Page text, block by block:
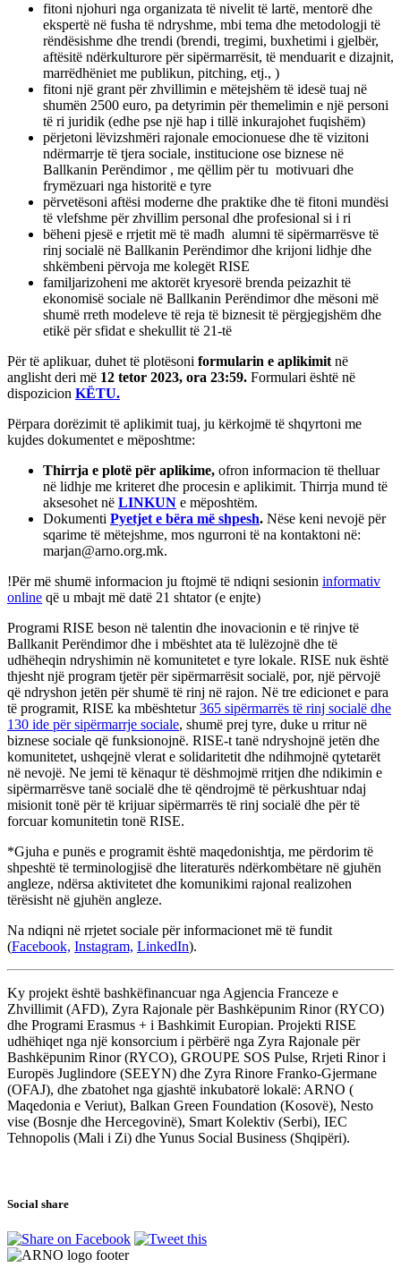
fitoni njohuri nga organizata të nivelit të lartë, mentorë dhe
ekspertë në fusha të ndryshme, mbi tema dhe metodologji të
rëndësishme dhe trendi (brendi, tregimi, buxhetimi i gjelbër,
aftësitë ndërkulturore për sipërmarrësit, të menduarit e dizajnit,
marrëdhëniet me publikun, pitching, etj., )
fitoni një grant për zhvillimin e mëtejshëm të idesë tuaj në
shumën 2500 euro, pa detyrimin për themelimin e një personi
të ri juridik (edhe pse një hap i tillë inkurajohet fuqishëm)
përjetoni lëvizshmëri rajonale emocionuese dhe të vizitoni
ndërmarrje të tjera sociale, institucione ose biznese në
Ballkanin Perëndimor , me qëllim për tu motivuari dhe
frymëzuari nga historitë e tyre
përvetësoni aftësi moderne dhe praktike dhe të fitoni mundësi
të vlefshme për zhvillim personal dhe profesional si i ri
bëheni pjesë e rrjetit më të madh alumni të sipërmarrësve të
rinj socialë në Ballkanin Perëndimor dhe krijoni lidhje dhe
shkëmbeni përvoja me kolegët RISE
familjarizoheni me aktorët kryesorë brenda peizazhit të
ekonomisë sociale në Ballkanin Perëndimor dhe mësoni më
shumë rreth modeleve të reja të biznesit të përgjegjshëm dhe
etikë për sfidat e shekullit të 21-të
Për të aplikuar, duhet të plotësoni formularin e aplikimitnë
anglisht deri më 12 tetor 2023, ora 23:59. Formulari është në
dispozicion KËTU.
Përpara dorëzimit të aplikimit tuaj, ju kërkojmë të shqyrtoni me
kujdes dokumentet e mëposhtme:
Thirrja e plotë për aplikime, ofron informacion të thelluar
në lidhje me kriteret dhe procesin e aplikimit. Thirrja mund të
aksesohet në LINKUN e mëposhtëm.
Dokumenti Pyetjet e bëra më shpesh. Nëse keni nevojë për
sqarime të mëtejshme, mos ngurroni të na kontaktoni në:
marjan@arno.org.mk.
!Për më shumë informacion ju ftojmë të ndiqni sesionin informativ
online që u mbajt më datë 21 shtator (e enjte)
Programi RISE beson në talentin dhe inovacionin e të rinjve të
Ballkanit Perëndimor dhe i mbështet ata të lulëzojnë dhe të
udhëheqin ndryshimin në komunitetet e tyre lokale. RISE nuk është
thjesht një program tjetër për sipërmarrësit socialë, por, një përvojë
që ndryshon jetën për shumë të rinj në rajon. Në tre edicionet e para
të programit, RISE ka mbështetur365 sipërmarrës të rinj socialë dhe
130 ide për sipërmarrje sociale, shumë prej tyre, duke u rritur në
biznese sociale që funksionojnë. RISE-t tanë ndryshojnë jetën dhe
komunitetet, ushqejnë vlerat e solidaritetit dhe ndihmojnë qytetarët
në nevojë. Ne jemi të kënaqur të dëshmojmë rritjen dhe ndikimin e
sipërmarrësve tanë socialë dhe të qëndrojmë të përkushtuar ndaj
misionit tonë për të krijuar sipërmarrës të rinj socialë dhe për të
forcuar komunitetin tonë RISE.
*Gjuha e punës e programit është maqedonishtja, me përdorim të
shpeshtë të terminologjisë dhe literaturës ndërkombëtare në gjuhën
angleze, ndërsa aktivitetet dhe komunikimi rajonal realizohen
tërësisht në gjuhën angleze.
Na ndiqni në rrjetet sociale për informacionet më të fundit
(Facebook, Instagram, LinkedIn).
Ky projekt është bashkëfinancuar nga Agjencia Franceze e
Zhvillimit (AFD), Zyra Rajonale për Bashkëpunim Rinor (RYCO)
dhe Programi Erasmus + i Bashkimit Europian. Projekti RISE
udhëhiqet nga një konsorcium i përbërë nga Zyra Rajonale për
Bashkëpunim Rinor (RYCO), GROUPE SOS Pulse, Rrjeti Rinor i
Europës Juglindore (SEEYN) dhe Zyra Rinore Franko-Gjermane
(OFAJ), dhe zbatohet nga gjashtë inkubatorë lokalë: ARNO (
Maqedonia e Veriut), Balkan Green Foundation (Kosovë), Nesto
vise (Bosnje dhe Hercegovinë), Smart Kolektiv (Serbi), IEC
Tehnopolis (Mali i Zi) dhe Yunus Social Business (Shqipëri).
Social share